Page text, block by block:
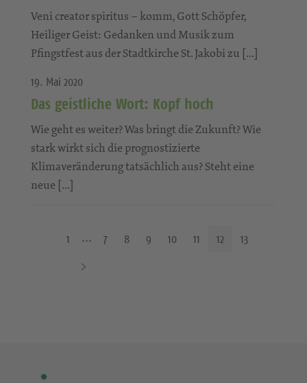
Veni creator spiritus – komm, Gott Schöpfer,
Heiliger Geist: Gedanken und Musik zum
Pfingstfest aus der Stadtkirche St. Jakobi zu […]
19. Mai 2020
Das geistliche Wort: Kopf hoch
Wie geht es weiter? Was bringt die Zukunft? Wie
stark wirkt sich die prognostizierte
Klimaveränderung tatsächlich aus? Steht eine
neue […]
1 7 8 9 10 11 12
13
N